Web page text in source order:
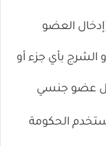
العضو
الشرج بأي جزء أو
عضو جنسي
الحكومة